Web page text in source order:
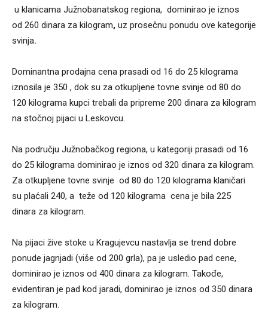
u klanicama Južnobanatskog regiona, dominirao je iznos
od 260 dinara za kilogram, uz prosečnu ponudu ove kategorije
svinja.
Dominantna prodajna cena prasadi od 16 do 25 kilograma
iznosila je 350 , dok su za otkupljene tovne svinje od 80 do
120 kilograma kupci trebali da pripreme 200 dinara za kilogram
na stočnoj pijaci u Leskovcu.
Na području Južnobačkog regiona, u kategoriji prasadi od 16
do 25 kilograma dominirao je iznos od 320 dinara za kilogram.
Za otkupljene tovne svinje od 80 do 120 kilograma klaničari
su plaćali 240, a teže od 120 kilograma cena je bila 225
dinara za kilogram.
Na pijaci žive stoke u Kragujevcu nastavlja se trend dobre
ponude jagnjadi (više od 200 grla), pa je usledio pad cene,
dominirao je iznos od 400 dinara za kilogram. Takođe,
evidentiran je pad kod jaradi, dominirao je iznos od 350 dinara
za kilogram.